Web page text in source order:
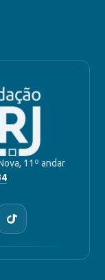
11º andar